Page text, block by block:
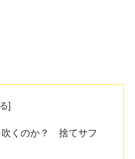
吹くのか？ 捨てサフ